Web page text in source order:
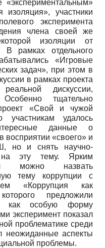
участники
эксперимента
члена своей же
изоляции от
В рамках отдельного
«Игровые
задач», при этом в
в рамках проекта
дискуссии,
тщательно
«Свой и чужой
удалось
данные о
восприятии «своего» и
но и снять научно-
на эту тему. Ярким
можно назвать
тему коррупции с
«Коррупция как
предложили
как особую форму
эксперимент показал
проблематике среди
неожиданные аспекты
проблемы.